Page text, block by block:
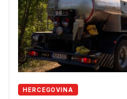
HERCEGOVINA